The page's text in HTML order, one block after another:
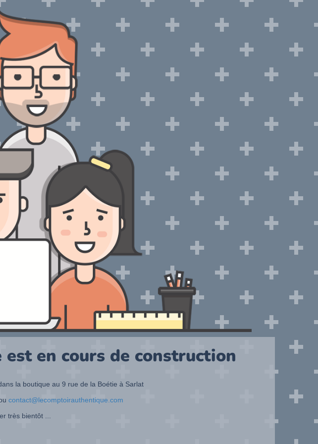
en cours de construction
la boutique au 9 rue de la Boétie à Sarlat
contact@lecomptoirauthentique.com
très bientôt ...